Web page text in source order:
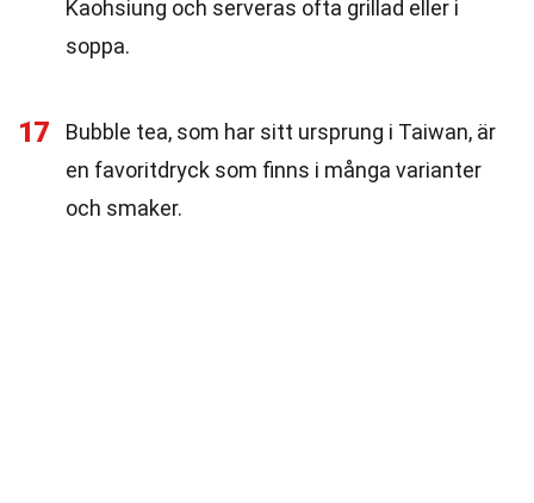
Kaohsiung och serveras ofta grillad eller i
soppa.
17
Bubble tea, som har sitt ursprung i Taiwan, är
en favoritdryck som finns i många varianter
och smaker.